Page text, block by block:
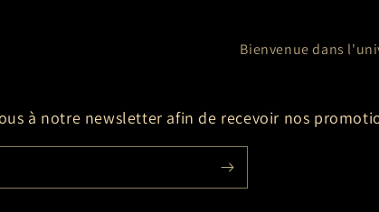
Bienvenue dans
à notre newsletter afin de recevoir nos